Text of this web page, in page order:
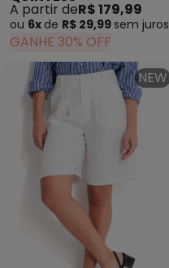
A partir deR$ 179,99
ou 6x de R$ 29,99 sem juros
GANHE 30% OFF
NEW